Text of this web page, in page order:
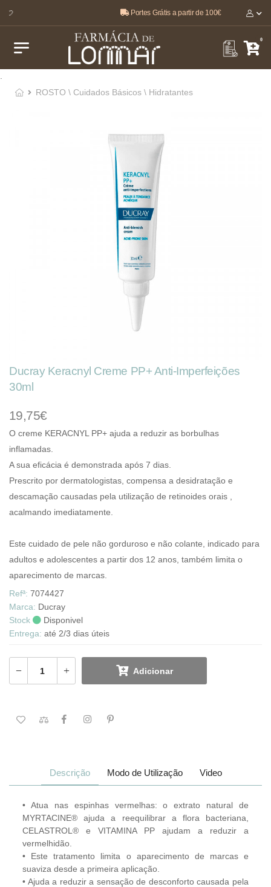
O melhor, pela sua saúde e bem-estar 🤍
Portes Grátis a partir de 100€
0
ROSTO \ Cuidados Básicos \ Hidratantes
Descrição Modo de Utilização Video
• Atua nas espinhas vermelhas: o extrato natural de
MYRTACINE® ajuda a reequilibrar a flora bacteriana,
CELASTROL® e VITAMINA PP ajudam a reduzir a
vermelhidão.
• Este tratamento limita o aparecimento de marcas e
suaviza desde a primeira aplicação.
• Ajuda a reduzir a sensação de desconforto causada pela
Ducray Keracnyl Creme PP+ Anti-Imperfeições
30ml
19,75€
O creme KERACNYL PP+ ajuda a reduzir as borbulhas
inflamadas.
A sua eficácia é demonstrada após 7 dias.
Prescrito por dermatologistas, compensa a desidratação e
descamação causadas ​​pela utilização de retinoides orais ,
acalmando imediatamente.
Este cuidado de pele não gorduroso e não colante, indicado para
adultos e adolescentes a partir dos 12 anos, também limita o
aparecimento de marcas.
Refª: 7074427
Marca: Ducray
Stock
Disponivel
Entrega: até 2/3 dias úteis
Adicionar